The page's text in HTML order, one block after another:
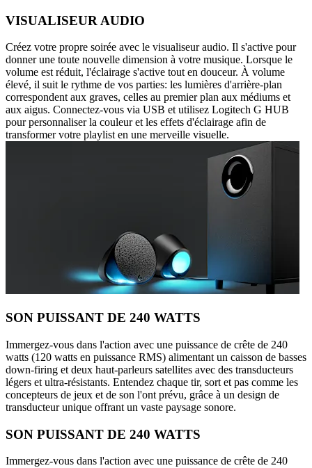
VISUALISEUR AUDIO
Créez votre propre soirée avec le visualiseur audio. Il s'active pour
donner une toute nouvelle dimension à votre musique. Lorsque le
volume est réduit, l'éclairage s'active tout en douceur. À volume
élevé, il suit le rythme de vos parties: les lumières d'arrière-plan
correspondent aux graves, celles au premier plan aux médiums et
aux aigus. Connectez-vous via USB et utilisez Logitech G HUB
pour personnaliser la couleur et les effets d'éclairage afin de
transformer votre playlist en une merveille visuelle.
SON PUISSANT DE 240 WATTS
Immergez-vous dans l'action avec une puissance de crête de 240
watts (120 watts en puissance RMS) alimentant un caisson de basses
down-firing et deux haut-parleurs satellites avec des transducteurs
légers et ultra-résistants. Entendez chaque tir, sort et pas comme les
concepteurs de jeux et de son l'ont prévu, grâce à un design de
transducteur unique offrant un vaste paysage sonore.
SON PUISSANT DE 240 WATTS
Immergez-vous dans l'action avec une puissance de crête de 240